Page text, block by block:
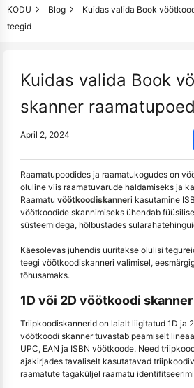
KODU Blog
Kuidas valida Book
teegid
Kuidas valida Book
skanner
April 2, 2024
Raamatupoodides ja raamatukogudes on
oluline viis raamatuvarude haldamiseks ja
Raamatu vöötkoodiskanneri kasutamine
vöötkoodide skannimiseks ühendab
süsteemidega, hõlbustades
Käesolevas juhendis uuritakse olulisi
teegi vöötkoodiskanneri valimisel,
tõhusamaks.
1D või 2D vöötkoodi skanner
Triipkoodiskannerid on laialt liigitatud 1D ja
vöötkoodi skanner tuvastab peamiselt
UPC, EAN ja ISBN vöötkoode. Need
ajakirjades tavaliselt kasutatavad
raamatute tagaküljel raamatu